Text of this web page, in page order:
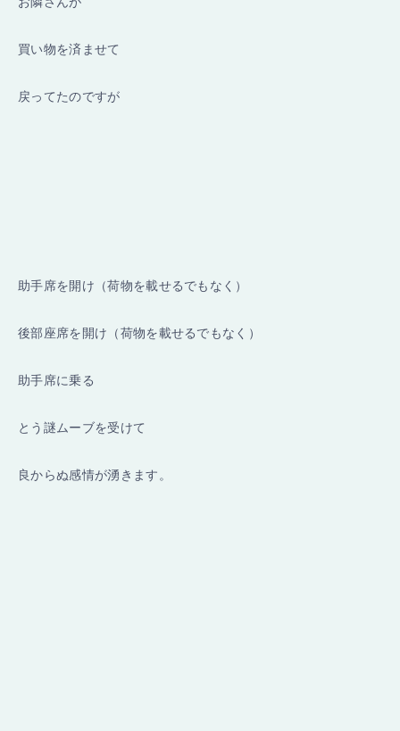
買い物を済ませて
戻ってたのですが
助手席を開け（荷物を載せるでもなく）
後部座席を開け（荷物を載せるでもなく）
助手席に乗る
とう謎ムーブを受けて
良からぬ感情が湧きます。